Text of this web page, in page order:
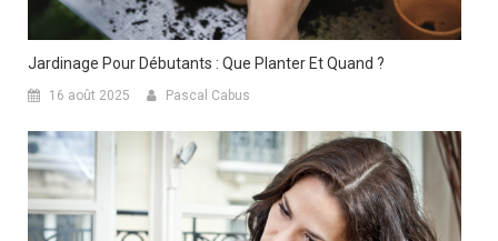
Jardinage Pour Débutants : Que Planter Et Quand ?
16 août 2025 Pascal Cabus